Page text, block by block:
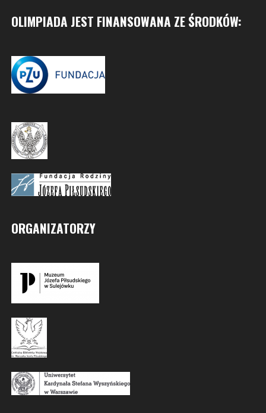
OLIMPIADA JEST FINANSOWANA ZE ŚRODKÓW:
ORGANIZATORZY